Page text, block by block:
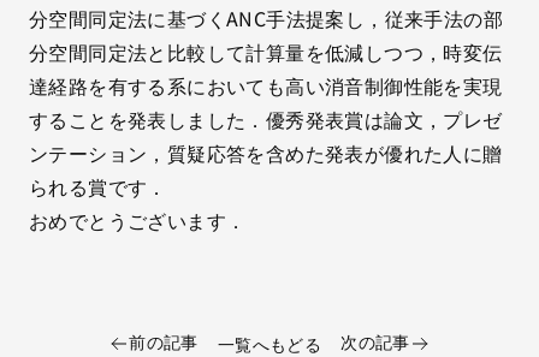
分空間同定法に基づくANC手法提案し，従来手法の部
分空間同定法と比較して計算量を低減しつつ，時変伝
達経路を有する系においても高い消音制御性能を実現
することを発表しました．優秀発表賞は論文，プレゼ
ンテーション，質疑応答を含めた発表が優れた人に贈
られる賞です．
おめでとうございます．
前の記事 一覧へもどる 次の記事